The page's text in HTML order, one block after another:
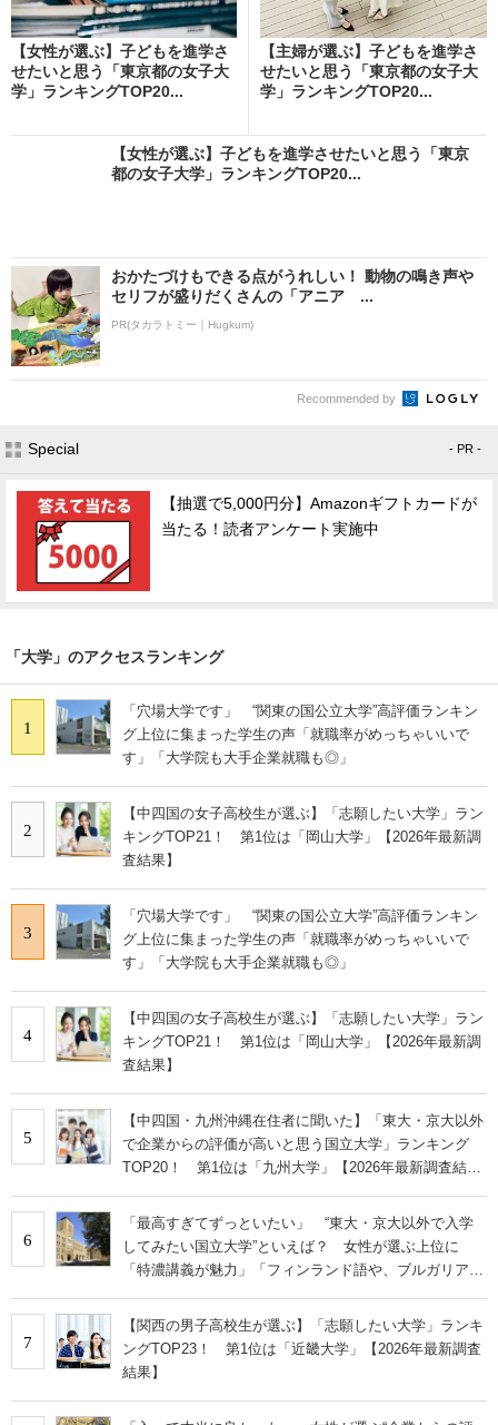
【女性が選ぶ】子どもを進学さ
せたいと思う「東京都の女子大
学」ランキングTOP20...
【主婦が選ぶ】子どもを進学さ
せたいと思う「東京都の女子大
学」ランキングTOP20...
【女性が選ぶ】子どもを進学させたいと思う「東京
都の女子大学」ランキングTOP20...
おかたづけもできる点がうれしい！ 動物の鳴き声や
セリフが盛りだくさんの「アニア ...
PR(タカラトミー｜Hugkum)
Recommended by
Special - PR -
【抽選で5,000円分】Amazonギフトカードが
当たる！読者アンケート実施中
「大学」のアクセスランキング
1
「穴場大学です」 “関東の国公立大学”高評価ランキン
グ上位に集まった学生の声「就職率がめっちゃいいで
す」「大学院も大手企業就職も◎」
2
【中四国の女子高校生が選ぶ】「志願したい大学」ラン
キングTOP21！ 第1位は「岡山大学」【2026年最新調
査結果】
3
「穴場大学です」 “関東の国公立大学”高評価ランキン
グ上位に集まった学生の声「就職率がめっちゃいいで
す」「大学院も大手企業就職も◎」
4
【中四国の女子高校生が選ぶ】「志願したい大学」ラン
キングTOP21！ 第1位は「岡山大学」【2026年最新調
査結果】
5
【中四国・九州沖縄在住者に聞いた】「東大・京大以外
で企業からの評価が高いと思う国立大学」ランキング
TOP20！ 第1位は「九州大学」【2026年最新調査結
6
「最高すぎてずっといたい」 “東大・京大以外で入学
してみたい国立大学”といえば？ 女性が選ぶ上位に
「特濃講義が魅力」「フィンランド語や、ブルガリア語
7
【関西の男子高校生が選ぶ】「志願したい大学」ランキ
ングTOP23！ 第1位は「近畿大学」【2026年最新調査
結果】